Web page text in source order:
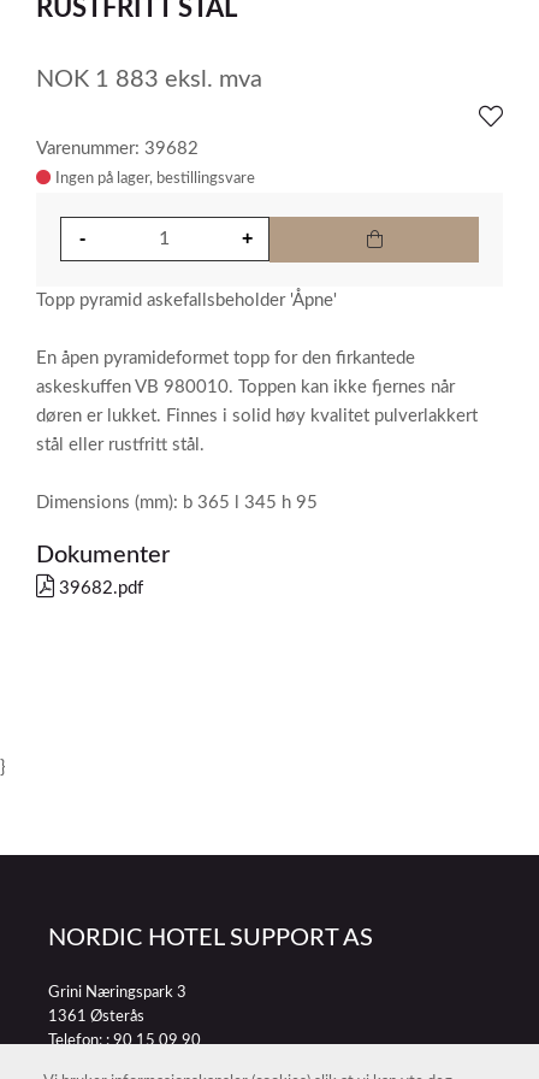
RUSTFRITT STÅL
NOK 1 883 eksl. mva
Varenummer: 39682
Ingen på lager
Topp pyramid askefallsbeholder 'Åpne'
En åpen pyramideformet topp for den firkantede
askeskuffen VB 980010. Toppen kan ikke fjernes når
døren er lukket. Finnes i solid høy kvalitet pulverlakkert
stål eller rustfritt stål.
Dimensions (mm): b 365 l 345 h 95
Dokumenter
39682.pdf
}
NORDIC HOTEL SUPPORT AS
Grini Næringspark 3
1361 Østerås
Telefon: :90 15 09 90